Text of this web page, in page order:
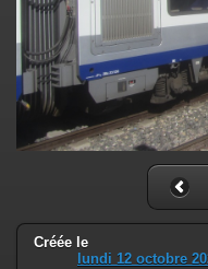
Créée le
lundi 12 octobre